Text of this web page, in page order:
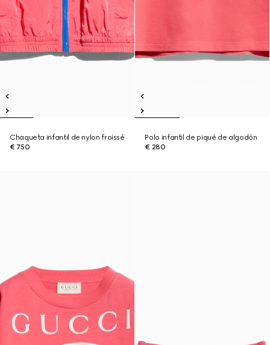
Chaqueta infantil de nylon froissé
€ 750
Polo infantil de piqué de algodón
€ 280